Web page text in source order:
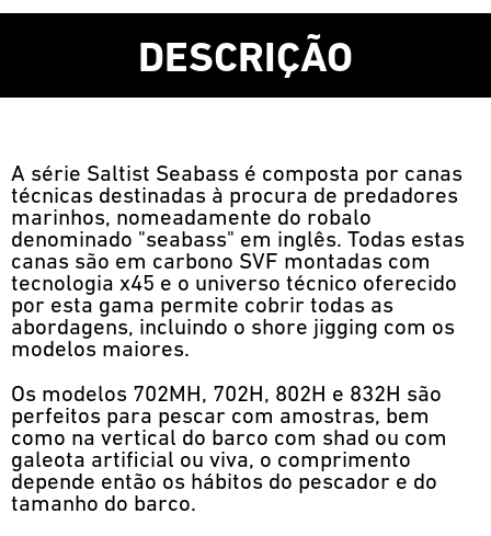
DESCRIÇÃO
A série Saltist Seabass é composta por canas
técnicas destinadas à procura de predadores
marinhos, nomeadamente do robalo
denominado "seabass" em inglês. Todas estas
canas são em carbono SVF montadas com
tecnologia x45 e o universo técnico oferecido
por esta gama permite cobrir todas as
abordagens, incluindo o shore jigging com os
modelos maiores.
Os modelos 702MH, 702H, 802H e 832H são
perfeitos para pescar com amostras, bem
como na vertical do barco com shad ou com
galeota artificial ou viva, o comprimento
depende então os hábitos do pescador e do
tamanho do barco.